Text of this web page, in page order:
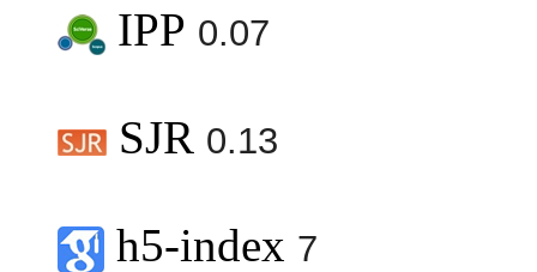
IPP 0.07
SJR 0.13
h5-index 7